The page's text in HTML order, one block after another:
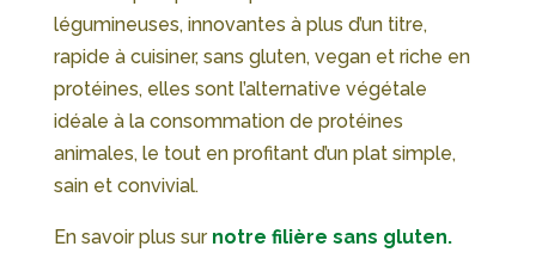
légumineuses, innovantes à plus d’un titre,
rapide à cuisiner, sans gluten, vegan et riche en
protéines, elles sont l’alternative végétale
idéale à la consommation de protéines
animales, le tout en profitant d’un plat simple,
sain et convivial.
En savoir plus sur notre filière sans gluten.